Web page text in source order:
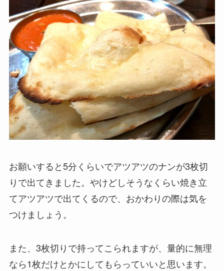
お願いすると5分くらいでアツアツのナンが3枚切
りで出てきました。やけどしそうなくらい焼き立
てアツアツで出てくるので、おかわりの際は気を
つけましょう。
また、3枚切りで持ってこられますが、量的に無理
なら1枚だけとかにしてもらっていいと思います。